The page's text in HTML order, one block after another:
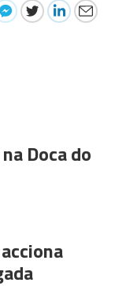
Doca do